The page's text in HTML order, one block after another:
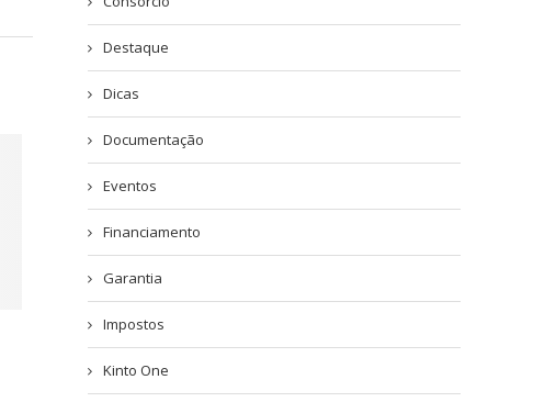
Destaque
Dicas
Documentação
Eventos
Financiamento
Garantia
Impostos
Kinto One